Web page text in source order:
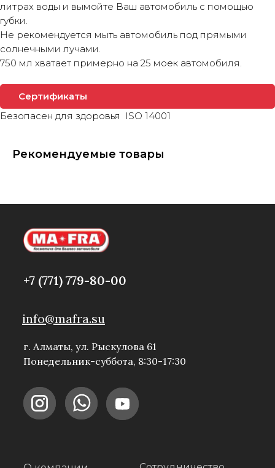
литрах воды и вымойте Ваш автомобиль с помощью
губки.
Не рекомендуется мыть автомобиль под прямыми
солнечными лучами.
750 мл хватает примерно на 25 моек автомобиля.
Сертификаты
Безопасен для здоровья ISO 14001
Рекомендуемые товары
+7 (771) 779-80-00
info@mafra.su
г. Алматы, ул. Рыскулова 61
Понедельник-суббота, 8:30-17:30